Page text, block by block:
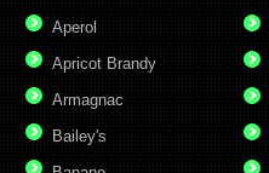
Aperol
Apricot Brandy
Armagnac
Bailey's